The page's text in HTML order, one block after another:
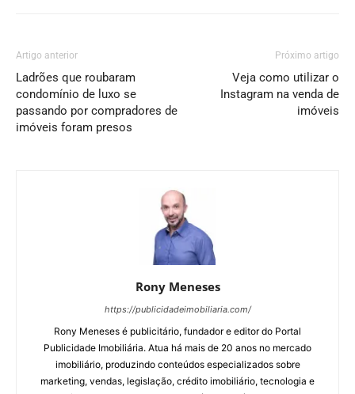
Artigo anterior
Ladrões que roubaram
condomínio de luxo se
passando por compradores de
imóveis foram presos
Próximo artigo
Veja como utilizar o
Instagram na venda de
imóveis
Rony Meneses
https://publicidadeimobiliaria.com/
Rony Meneses é publicitário, fundador e editor do Portal
Publicidade Imobiliária. Atua há mais de 20 anos no mercado
imobiliário, produzindo conteúdos especializados sobre
marketing, vendas, legislação, crédito imobiliário, tecnologia e